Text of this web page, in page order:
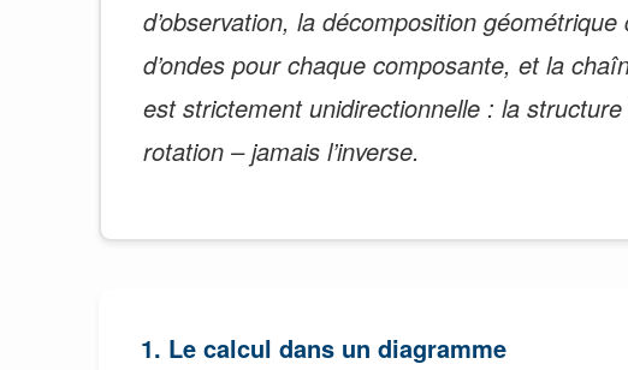
d’observation, la décomposition
d’ondes pour chaque composante, et la
est strictement unidirectionnelle : la
rotation – jamais l’inverse.
1. Le calcul dans un diagramme